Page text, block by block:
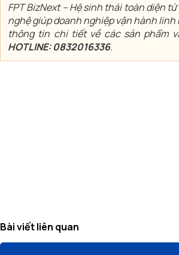
FPT BizNext – Hệ sinh thái toàn diện từ
nghệ giúp doanh nghiệp vận hành
thông tin chi tiết về các sản phẩm
HOTLINE: 0832016336.
Bài viết liên quan